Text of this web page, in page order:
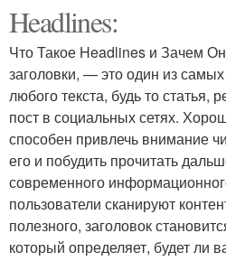
Headlines:
Что Такое Headlines и Зачем
заголовки, — это один из
любого текста, будь то
пост в социальных сетях.
способен привлечь внимание
его и побудить прочитать
современного
пользователи сканируют
полезного, заголовок
который определяет, будет ли